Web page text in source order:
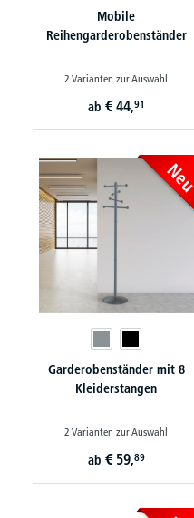
Mobile
Reihengarderobenständer
2 Varianten zur Auswahl
ab € 44,91
Neu
Garderobenständer mit 8
Kleiderstangen
2 Varianten zur Auswahl
ab € 59,89